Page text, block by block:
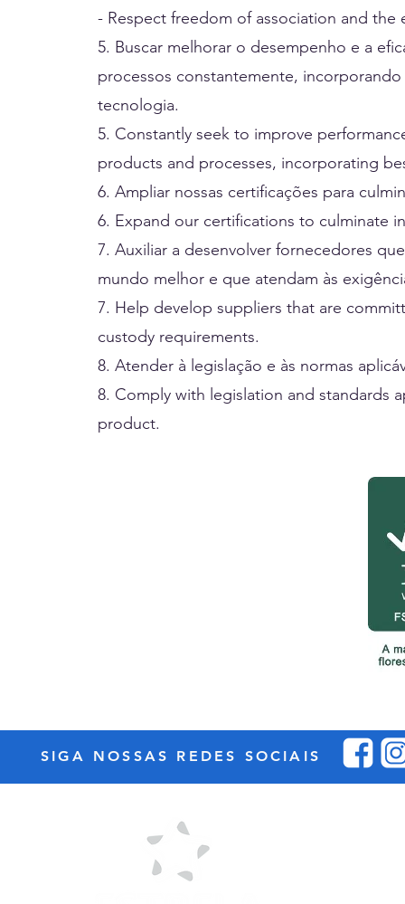
- Respect freedom of association and
5. Buscar melhorar o desempenho e a
processos constantemente,
tecnologia.
5. Constantly seek to improve
products and processes, incorporating
6. Ampliar nossas certificações para
6. Expand our certifications to culminate
7. Auxiliar a desenvolver fornecedores
mundo melhor e que atendam às
7. Help develop suppliers that are
custody requirements.
8. Atender à legislação e às normas
8. Comply with legislation and standards
product.
SIGA NOSSAS REDES SOCIAIS